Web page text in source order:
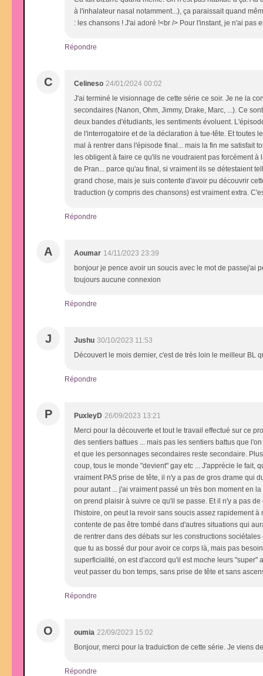
à l'inhalateur nasal notamment...), ça paraissait quand
: les chansons ! J'ai adoré !<br /> Pour l'instant, je n'ai
Répondre
C Celineso 24/01/2024 00:02
J'ai terminé le visionnage de cette série ce soir. Je ne la
secondaires (Nanon, Ohm, Jimmy, Drake, Marc, ...). Ce
deux bandes d'étudiants, les sentiments évoluent.
de l'interrogatoire et de la déclaration à tue-tête. Et toutes
mal à rentrer dans l'épisode final... mais la fin me satisfait
les obligent à faire ce qu'ils ne voudraient pas forcément
de Pran... parce qu'au final, si vraiment ils se détestaient
grand chose, mais je suis contente d'avoir pu découvrir
traduction (y compris des chansons) est vraiment extra.
Répondre
A Aoumar 14/11/2023 23:39
bonjour je pence avoir un soucis avec le mot de passej'ai
toujours aucune connexion
Répondre
J Jushu 30/10/2023 11:53
Découvert le mois dernier, c'est de très loin le meilleur BL
Répondre
P PuxleyD 26/09/2023 13:21
Merci pour la découverte et tout le travail effectué sur ce
des sentiers battues ... mais pas les sentiers battus que
et que les personnages secondaires reste secondaire.
coup, tous le monde "devient" gay etc ... J'apprécie le fait,
vraiment PAS prise de tête, il n'y a pas de gros drame qui
pour autant ... j'ai vraiment passé un très bon moment en
on prend plaisir à suivre ce qu'il se passe. Et il n'y a pas
l'histoire, on peut la revoir sans soucis assez rapidement
contente de pas être tombé dans d'autres situations qui
de rentrer dans des débats sur les constructions
que tu as bossé dur pour avoir ce corps là, mais pas
superficialité, on est d'accord qu'il est moche leurs "super"
veut passer du bon temps, sans prise de tête et sans
Répondre
O oumia 22/09/2023 15:02
Bonjour, merci pour la traduiction de cette série. Je viens
Répondre